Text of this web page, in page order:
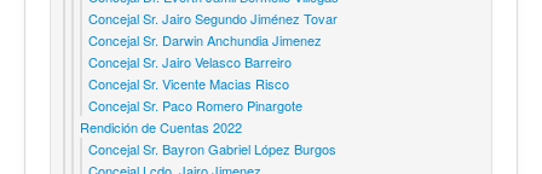
Concejal Sr. Jairo Segundo Jiménez Tovar
Concejal Sr. Darwin Anchundia Jimenez
Concejal Sr. Jairo Velasco Barreiro
Concejal Sr. Vicente Macias Risco
Concejal Sr. Paco Romero Pinargote
Rendición de Cuentas 2022
Concejal Sr. Bayron Gabriel López Burgos